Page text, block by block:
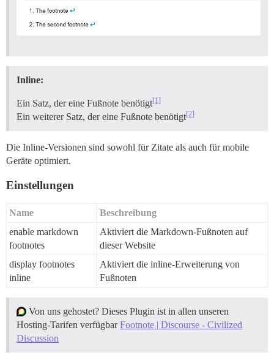
Inline:
Ein Satz, der eine Fußnote benötigt[1]
Ein weiterer Satz, der eine Fußnote benötigt[2]
Die Inline-Versionen sind sowohl für Zitate als auch für mobile
Geräte optimiert.
Einstellungen
Name
Beschreibung
enable markdown
footnotes
Aktiviert die Markdown-Fußnoten auf
dieser Website
display footnotes
inline
Aktiviert die inline-Erweiterung von
Fußnoten
Von uns gehostet? Dieses Plugin ist in allen unseren
Hosting-Tarifen verfügbarFootnote | Discourse - Civilized
Discussion